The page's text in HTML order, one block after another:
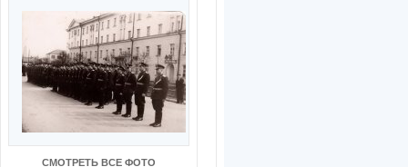
СМОТРЕТЬ ВСЕ ФОТО